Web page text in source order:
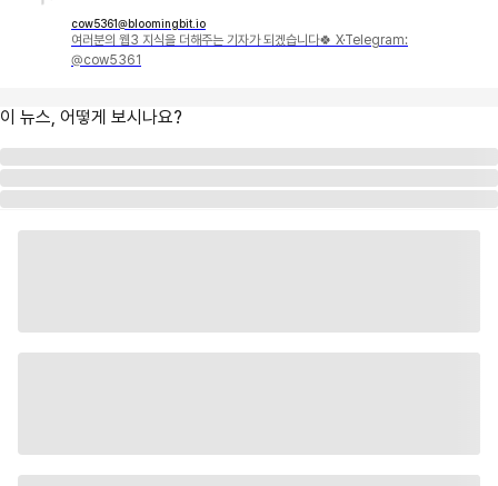
cow5361@bloomingbit.io
여러분의 웹3 지식을 더해주는 기자가 되겠습니다🍀 X·Telegram:
@cow5361
이 뉴스, 어떻게 보시나요?